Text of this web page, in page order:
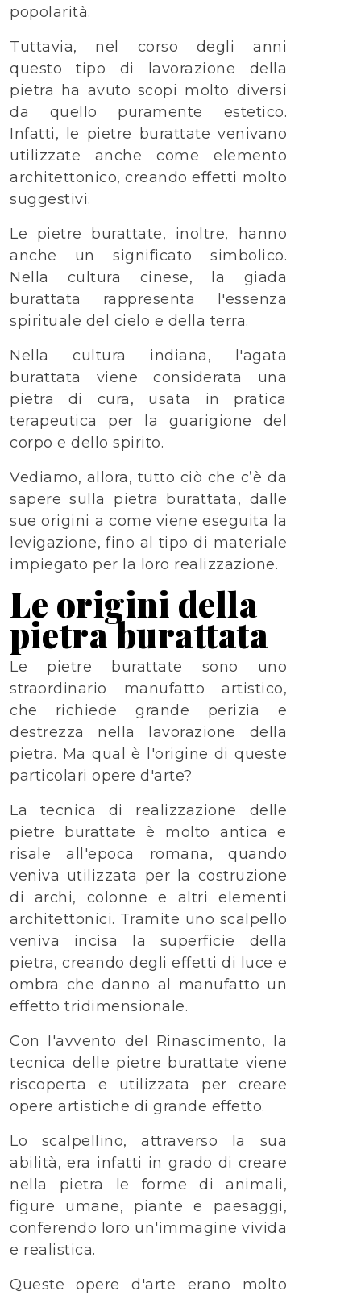
popolarità.
Tuttavia, nel corso degli anni
questo tipo di lavorazione della
pietra ha avuto scopi molto diversi
da quello puramente estetico.
Infatti, le pietre burattate venivano
utilizzate anche come elemento
architettonico, creando effetti molto
suggestivi.
Le pietre burattate, inoltre, hanno
anche un significato simbolico.
Nella cultura cinese, la giada
burattata rappresenta l'essenza
spirituale del cielo e della terra.
Nella cultura indiana, l'agata
burattata viene considerata una
pietra di cura, usata in pratica
terapeutica per la guarigione del
corpo e dello spirito.
Vediamo, allora, tutto ciò che c’è da
sapere sulla pietra burattata, dalle
sue origini a come viene eseguita la
levigazione, fino al tipo di materiale
impiegato per la loro realizzazione.
Le origini della
pietra burattata
Le pietre burattate sono uno
straordinario manufatto artistico,
che richiede grande perizia e
destrezza nella lavorazione della
pietra. Ma qual è l'origine di queste
particolari opere d'arte?
La tecnica di realizzazione delle
pietre burattate è molto antica e
risale all'epoca romana, quando
veniva utilizzata per la costruzione
di archi, colonne e altri elementi
architettonici. Tramite uno scalpello
veniva incisa la superficie della
pietra, creando degli effetti di luce e
ombra che danno al manufatto un
effetto tridimensionale.
Con l'avvento del Rinascimento, la
tecnica delle pietre burattate viene
riscoperta e utilizzata per creare
opere artistiche di grande effetto.
Lo scalpellino, attraverso la sua
abilità, era infatti in grado di creare
nella pietra le forme di animali,
figure umane, piante e paesaggi,
conferendo loro un'immagine vivida
e realistica.
Queste opere d'arte erano molto